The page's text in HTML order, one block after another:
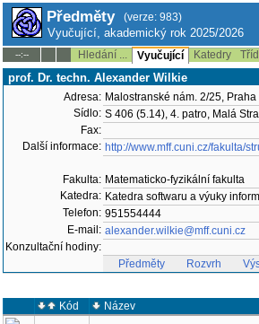
Předměty (verze: 983)
Vyučující, akademický rok 2025/2026
--:-- Hledání ... Vyučující Katedry
prof. Dr. techn. Alexander Wilkie
Adresa: Malostranské nám. 2/25, Praha
Sídlo: S 406 (5.14), 4. patro, Malá
Fax:
Další informace: http://www.mff.cuni.cz/fakulta/
Fakulta: Matematicko-fyzikální fakulta
Katedra: Katedra softwaru a výuky
Telefon: 951554444
E-mail: alexander.wilkie@mff.cuni.cz
Konzultační hodiny:
Předměty
Rozvrh
Kód Název